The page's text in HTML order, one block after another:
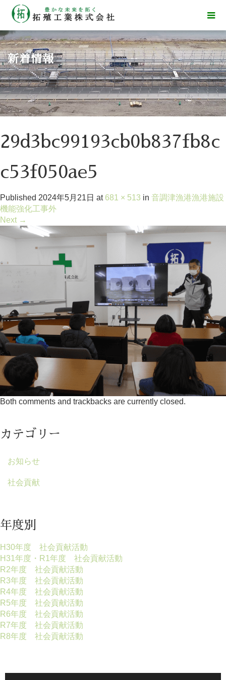
新着情報
29d3bc99193cb0b837fb8c
c53f050ae5
Published 2024年5月21日 at 681 × 513 in 音調津漁港漁港施設
機能強化工事外
Next →
Both comments and trackbacks are currently closed.
カテゴリー
お知らせ
社会貢献
年度別
H30年度 社会貢献活動
H31年度・R1年度 社会貢献活動
R2年度 社会貢献活動
R3年度 社会貢献活動
R4年度 社会貢献活動
R5年度 社会貢献活動
R6年度 社会貢献活動
R7年度 社会貢献活動
R8年度 社会貢献活動